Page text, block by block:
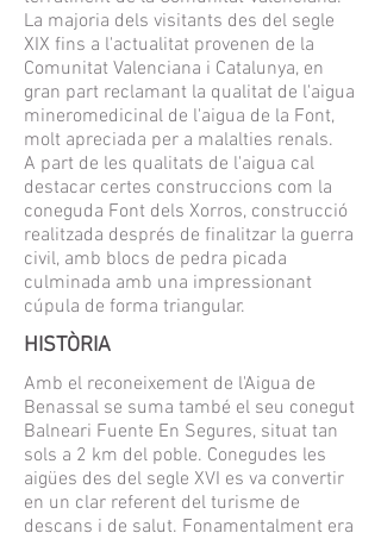
La majoria dels visitants des del segle
XIX fins a l'actualitat provenen de la
Comunitat Valenciana i Catalunya, en
gran part reclamant la qualitat de l'aigua
mineromedicinal de l'aigua de la Font,
molt apreciada per a malalties renals.
A part de les qualitats de l'aigua cal
destacar certes construccions com la
coneguda Font dels Xorros, construcció
realitzada després de finalitzar la guerra
civil, amb blocs de pedra picada
culminada amb una impressionant
cúpula de forma triangular.
HISTÒRIA
Amb el reconeixement de l'Aigua de
Benassal se suma també el seu conegut
Balneari Fuente En Segures, situat tan
sols a 2 km del poble. Conegudes les
aigües des del segle XVI es va convertir
en un clar referent del turisme de
descans i de salut. Fonamentalment era